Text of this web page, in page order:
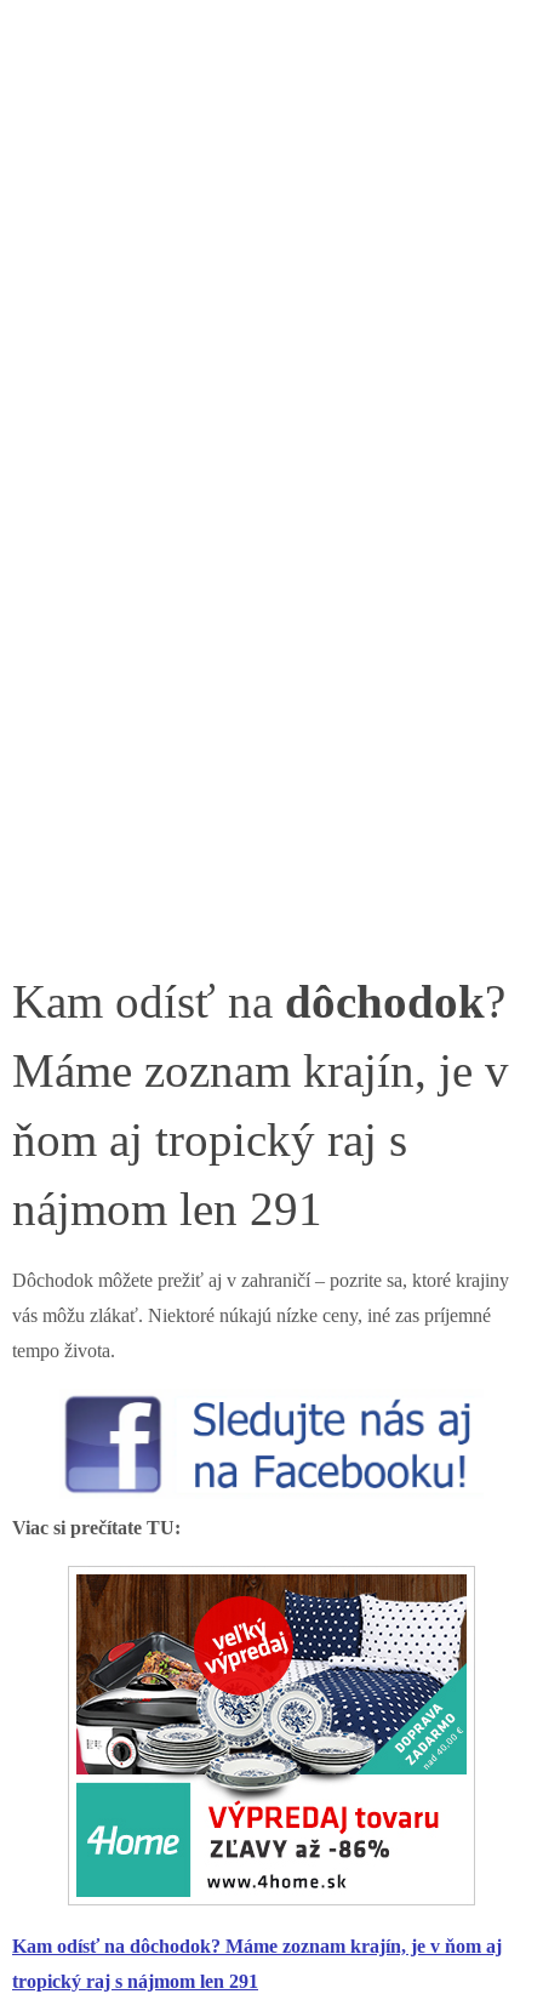
Kam odísť na dôchodok?
Máme zoznam krajín, je v
ňom aj tropický raj s
nájmom len 291
Dôchodok môžete prežiť aj v zahraničí – pozrite sa, ktoré krajiny
vás môžu zlákať. Niektoré núkajú nízke ceny, iné zas príjemné
tempo života.
Viac si prečítate TU:
Kam odísť na dôchodok? Máme zoznam krajín, je v ňom aj
tropický raj s nájmom len 291